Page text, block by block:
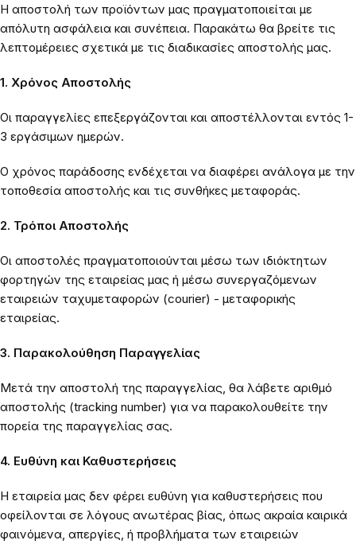
Η αποστολή των προϊόντων μας πραγματοποιείται με
απόλυτη ασφάλεια και συνέπεια. Παρακάτω θα βρείτε τις
λεπτομέρειες σχετικά με τις διαδικασίες αποστολής μας.
1. Χρόνος Αποστολής
Οι παραγγελίες επεξεργάζονται και αποστέλλονται εντός 1-
3 εργάσιμων ημερών.
Ο χρόνος παράδοσης ενδέχεται να διαφέρει ανάλογα με την
τοποθεσία αποστολής και τις συνθήκες μεταφοράς.
2. Τρόποι Αποστολής
Οι αποστολές πραγματοποιούνται μέσω των ιδιόκτητων
φορτηγών της εταιρείας μας ή μέσω συνεργαζόμενων
εταιρειών ταχυμεταφορών (courier) - μεταφορικής
εταιρείας.
3. Παρακολούθηση Παραγγελίας
Μετά την αποστολή της παραγγελίας, θα λάβετε αριθμό
αποστολής (tracking number) για να παρακολουθείτε την
πορεία της παραγγελίας σας.
4. Ευθύνη και Καθυστερήσεις
Η εταιρεία μας δεν φέρει ευθύνη για καθυστερήσεις που
οφείλονται σε λόγους ανωτέρας βίας, όπως ακραία καιρικά
φαινόμενα, απεργίες, ή προβλήματα των εταιρειών